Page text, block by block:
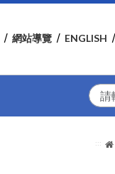
網站導覽 ENGLISH
:::